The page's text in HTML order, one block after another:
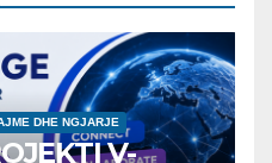
DHE NGJARJE
V-